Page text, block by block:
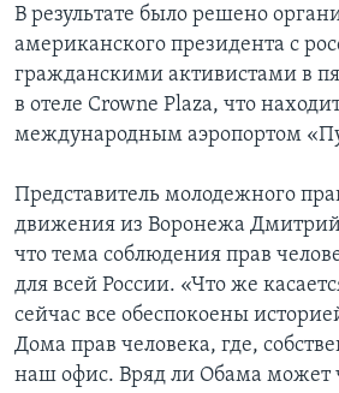
В результате было решено
американского президента с
гражданскими активистами в
в отеле Crowne Plaza, что
международным аэропортом
Представитель молодежного
движения из Воронежа
что тема соблюдения прав
для всей России. «Что же
сейчас все обеспокоены
Дома прав человека, где,
наш офис. Вряд ли Обама может